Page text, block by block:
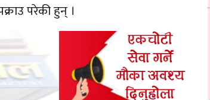
परेकी हुन् ।